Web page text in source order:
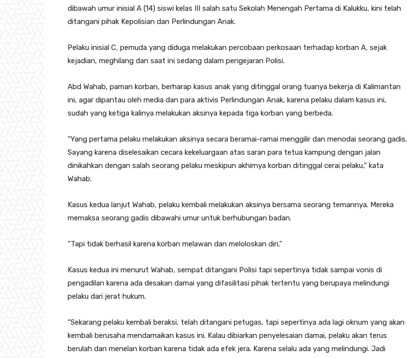
dibawah umur inisial A (14) siswi kelas III salah satu Sekolah Menengah Pertama di Kalukku, kini telah
ditangani pihak Kepolisian dan Perlindungan Anak.
Pelaku inisial C, pemuda yang diduga melakukan percobaan perkosaan terhadap korban A, sejak
kejadian, meghilang dan saat ini sedang dalam pengejaran Polisi.
Abd Wahab, paman korban, berharap kasus anak yang ditinggal orang tuanya bekerja di Kalimantan
ini, agar dipantau oleh media dan para aktivis Perlindungan Anak, karena pelaku dalam kasus ini,
sudah yang ketiga kalinya melakukan aksinya kepada tiga korban yang berbeda.
“Yang pertama pelaku melakukan aksinya secara beramai-ramai menggilir dan menodai seorang gadis.
Sayang karena diselesaikan cecara kekeluargaan atas saran para tetua kampung dengan jalan
dinikahkan dengan salah seorang pelaku meskipun akhirnya korban ditinggal cerai pelaku,” kata
Wahab.
Kasus kedua lanjut Wahab, pelaku kembali melakukan aksinya bersama seorang temannya. Mereka
memaksa seorang gadis dibawahi umur untuk berhubungan badan.
“Tapi tidak berhasil karena korban melawan dan meloloskan diri,”
Kasus kedua ini menurut Wahab, sempat ditangani Polisi tapi sepertinya tidak sampai vonis di
pengadilan karena ada desakan damai yang difasilitasi pihak tertentu yang berupaya melindungi
pelaku dari jerat hukum.
“Sekarang pelaku kembali beraksi, telah ditangani petugas, tapi sepertinya ada lagi oknum yang akan
kembali berusaha mendamaikan kasus ini. Kalau dibiarkan penyelesaian damai, pelaku akan terus
berulah dan menelan korban karena tidak ada efek jera. Karena selalu ada yang melindungi. Jadi